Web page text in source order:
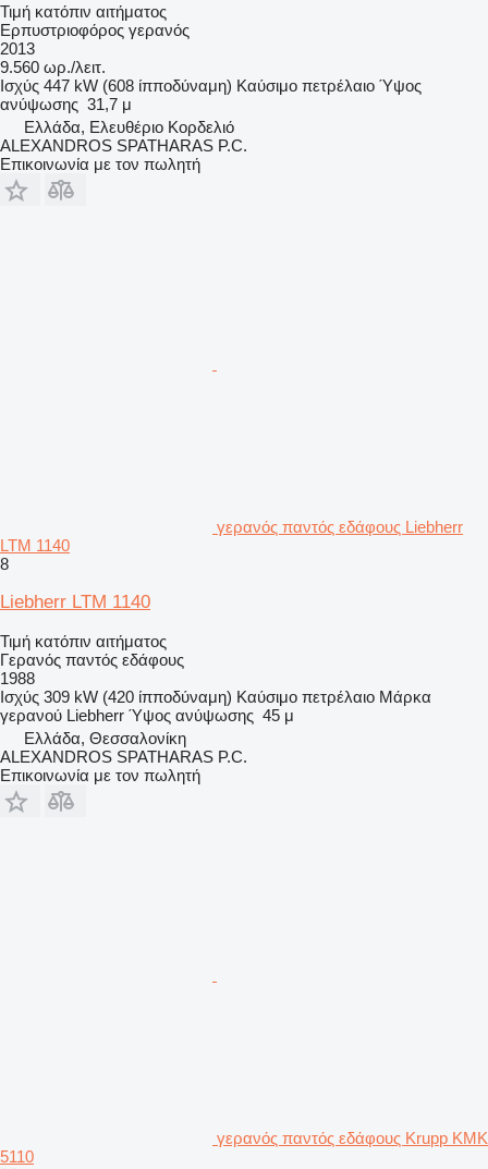
Τιμή κατόπιν αιτήματος
Ερπυστριοφόρος γερανός
2013
9.560 ωρ./λειτ.
Ισχύς 447 kW (608 ίπποδύναμη) Καύσιμο πετρέλαιο Ύψος
ανύψωσης 31,7 μ
Ελλάδα, Ελευθέριο Κορδελιό
ALEXANDROS SPATHARAS P.C.
Επικοινωνία με τον πωλητή
γερανός παντός εδάφους Liebherr
LTM 1140
8
Liebherr LTM 1140
Τιμή κατόπιν αιτήματος
Γερανός παντός εδάφους
1988
Ισχύς 309 kW (420 ίπποδύναμη) Καύσιμο πετρέλαιο Μάρκα
γερανού Liebherr Ύψος ανύψωσης 45 μ
Ελλάδα, Θεσσαλονίκη
ALEXANDROS SPATHARAS P.C.
Επικοινωνία με τον πωλητή
γερανός παντός εδάφους Krupp KMK
5110